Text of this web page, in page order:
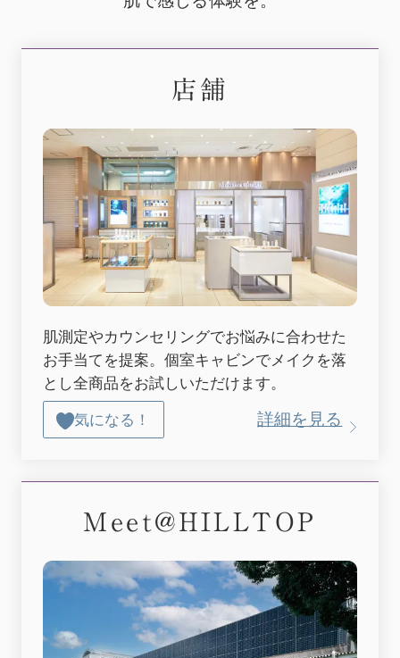
店舗
肌測定やカウンセリングでお悩みに合わせた
お手当てを提案。個室キャビンでメイクを落
とし全商品をお試しいただけます。
気になる！ 詳細を見る
Meet@HILLTOP